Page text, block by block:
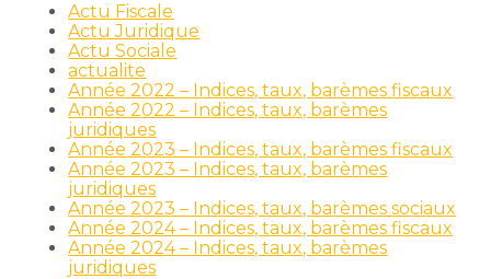
Actu Fiscale
Actu Juridique
Actu Sociale
actualite
Année 2022 – Indices, taux, barèmes fiscaux
Année 2022 – Indices, taux, barèmes
juridiques
Année 2023 – Indices, taux, barèmes fiscaux
Année 2023 – Indices, taux, barèmes
juridiques
Année 2023 – Indices, taux, barèmes sociaux
Année 2024 – Indices, taux, barèmes fiscaux
Année 2024 – Indices, taux, barèmes
juridiques